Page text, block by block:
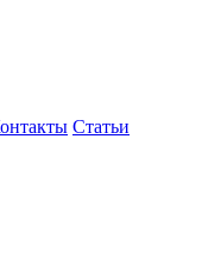
Статьи